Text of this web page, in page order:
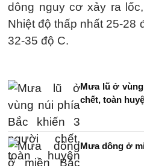
dông nguy cơ xảy ra
Nhiệt độ thấp nhất 25-28
32-35 độ C.
Mưa lũ ở
chết, toàn
Mưa dông ở